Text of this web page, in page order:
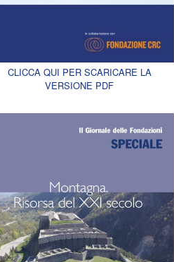
CLICCA QUI PER SCARICARE LA
VERSIONE PDF